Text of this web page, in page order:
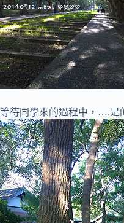
等待同學來的過程中，….是